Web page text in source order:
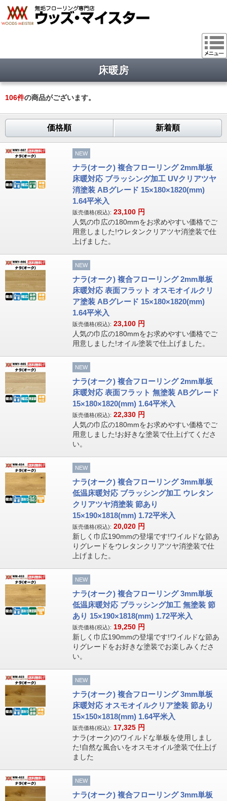
床暖房
106件の商品がございます。
価格順 新着順
NEW
ナラ(オーク) 複合フローリング 2mm単板
床暖対応 ブラッシング加工 UVクリアツヤ
消塗装 ABグレード 15×180×1820(mm)
1.64平米入
販売価格(税込): 23,100 円
人気の巾広の180mmをお求めやすい価格でご
用意しました!ウレタンクリアツヤ消塗装で仕
上げました。
NEW
ナラ(オーク) 複合フローリング 2mm単板
床暖対応 表面フラット オスモオイルクリ
ア塗装 ABグレード 15×180×1820(mm)
1.64平米入
販売価格(税込): 23,100 円
人気の巾広の180mmをお求めやすい価格でご
用意しました!オイル塗装で仕上げました。
NEW
ナラ(オーク) 複合フローリング 2mm単板
床暖対応 表面フラット 無塗装 ABグレード
15×180×1820(mm) 1.64平米入
販売価格(税込): 22,330 円
人気の巾広の180mmをお求めやすい価格でご
用意しました!お好きな塗装で仕上げてくださ
い。
NEW
ナラ(オーク) 複合フローリング 3mm単板
低温床暖対応 ブラッシング加工 ウレタン
クリアツヤ消塗装 節あり
15×190×1818(mm) 1.72平米入
販売価格(税込): 20,020 円
新しく巾広190mmの登場です!ワイルドな節あ
りグレードをウレタンクリアツヤ消塗装で仕
上げました。
NEW
ナラ(オーク) 複合フローリング 3mm単板
低温床暖対応 ブラッシング加工 無塗装 節
あり 15×190×1818(mm) 1.72平米入
販売価格(税込): 19,250 円
新しく巾広190mmの登場です!ワイルドな節あ
りグレードをお好きな塗装でお楽しみくださ
い。
NEW
ナラ(オーク) 複合フローリング 3mm単板
床暖対応 オスモオイルクリア塗装 節あり
15×150×1818(mm) 1.64平米入
販売価格(税込): 17,325 円
ナラ(オーク)のワイルドな単板を使用しまし
た!自然な風合いをオスモオイル塗装で仕上げ
ました
NEW
ナラ(オーク) 複合フローリング 3mm単板